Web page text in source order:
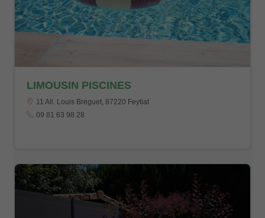
LIMOUSIN PISCINES
11 All. Louis Breguet, 87220 Feytiat
09 81 63 98 28